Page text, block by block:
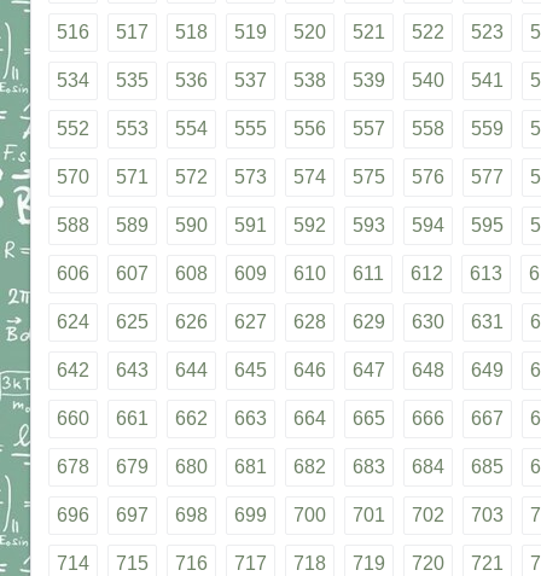
516 517 518 519 520 521 522 523
534 535 536 537 538 539 540 541
552 553 554 555 556 557 558 559
570 571 572 573 574 575 576 577
588 589 590 591 592 593 594 595
606 607 608 609 610 611 612 613
624 625 626 627 628 629 630 631
642 643 644 645 646 647 648 649
660 661 662 663 664 665 666 667
678 679 680 681 682 683 684 685
696 697 698 699 700 701 702 703
714 715 716 717 718 719 720 721